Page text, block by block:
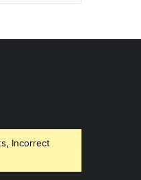
Incorrect